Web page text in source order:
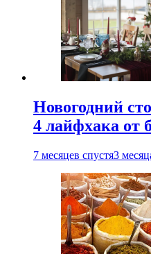
Новогодний
4 лайфхака от
7 месяцев спустя3